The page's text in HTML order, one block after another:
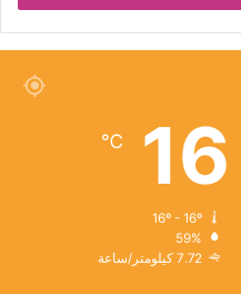
16
℃
59%
7.72 كيلومتر/ساعة